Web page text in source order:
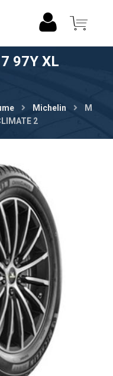
97Y XL
Michelin
M
2